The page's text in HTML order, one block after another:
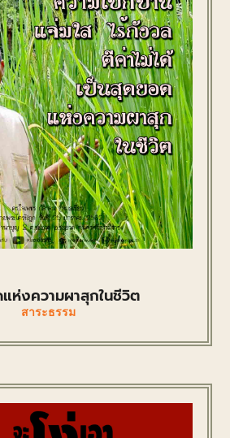
ห่งความผาสุกในชีวิต
สาระธรรม